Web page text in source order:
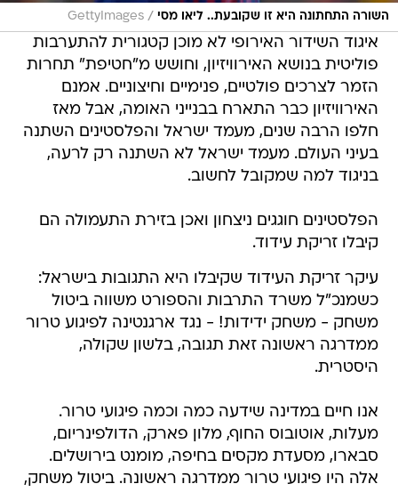
השורה התחתונה היא זו שקובעת.. ליאו מסי /
GettyImages
איגוד השידור האירופי לא מוכן קטגורית להתערבות
פוליטית בנושא האירוויזיון, וחושש מ"חטיפת" תחרות
הזמר לצרכים פולטיים, פנימיים וחיצוניים. אמנם
האירוויזיון כבר התארח בבנייני האומה, אבל מאז
חלפו הרבה שנים, מעמד ישראל והפלסטינים השתנה
בעיני העולם. מעמד ישראל לא השתנה רק לרעה,
בניגוד למה שמקובל לחשוב.
הפלסטינים חוגגים ניצחון ואכן בזירת התעמולה הם
קיבלו זריקת עידוד.
עיקר זריקת העידוד שקיבלו היא התגובות בישראל:
כשמנכ"ל משרד התרבות והספורט משווה ביטול
משחק - משחק ידידות! - נגד ארגנטינה לפיגוע טרור
ממדרגה ראשונה זאת תגובה, בלשון שקולה,
היסטרית.
אנו חיים במדינה שידעה כמה וכמה פיגועי טרור.
מעלות, אוטובוס החוף, מלון פארק, הדולפינריום,
סבארו, מסעדת מקסים בחיפה, מומנט בירושלים.
אלה היו פיגועי טרור ממדרגה ראשונה. ביטול משחק,